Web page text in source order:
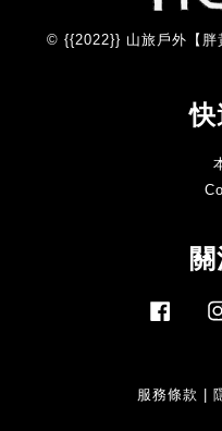
© {{2022}} 山旅戶外【胖
快
服務條款 |